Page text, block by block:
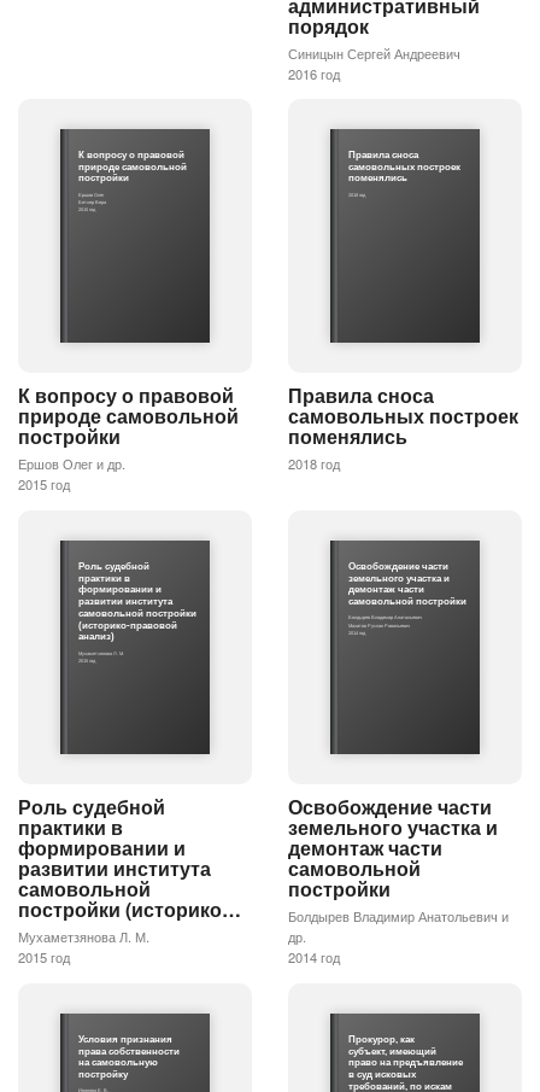
порядок
Синицын Сергей Андреевич
2016 год
К вопросу о правовой
природе самовольной
постройки
Ершов Олег
Бетхер Вера
2015 год
К вопросу о правовой
природе самовольной
постройки
Ершов Олег и др.
2015 год
Правила сноса
самовольных построек
поменялись
2018 год
Правила сноса
самовольных построек
поменялись
2018 год
Роль судебной
практики в
формировании и
развитии института
самовольной постройки
(историко-правовой
анализ)
Мухаметзянова Л. М.
2015 год
Роль судебной
практики в
формировании и
развитии института
самовольной
постройки (историко…
Мухаметзянова Л. М.
2015 год
Освобождение части
земельного участка и
демонтаж части
самовольной постройки
Болдырев Владимир Анатольевич
Мазитов Руслан Равильевич
2014 год
Освобождение части
земельного участка и
демонтаж части
самовольной
постройки
Болдырев Владимир Анатольевич и
др.
2014 год
Условия признания
права собственности
на самовольную
постройку
Иванова Е. В.
Прокурор, как
субъект, имеющий
право на предъявление
в суд исковых
требований, по искам